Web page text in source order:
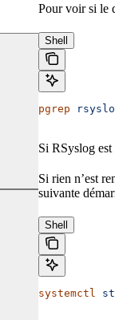
Pour voir si le
Shell
pgrep
Si RSyslog est
Si rien n’est
suivante
Shell
systemctl